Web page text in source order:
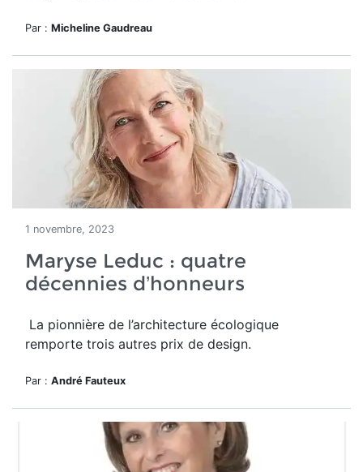
Par : Micheline Gaudreau
1 novembre, 2023
Maryse Leduc : quatre
décennies d’honneurs
La pionnière de l’architecture écologique
remporte trois autres prix de design.
Par : André Fauteux